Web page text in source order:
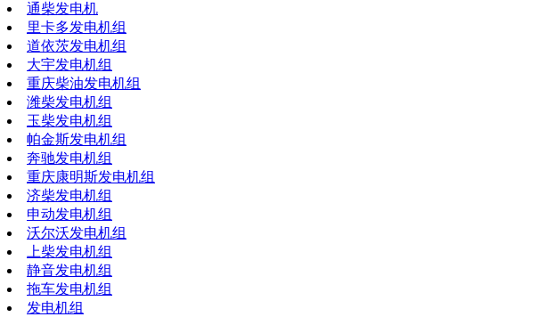
通柴发电机
里卡多发电机组
道依茨发电机组
大宇发电机组
重庆柴油发电机组
潍柴发电机组
玉柴发电机组
帕金斯发电机组
奔驰发电机组
重庆康明斯发电机组
济柴发电机组
申动发电机组
沃尔沃发电机组
上柴发电机组
静音发电机组
拖车发电机组
发电机组